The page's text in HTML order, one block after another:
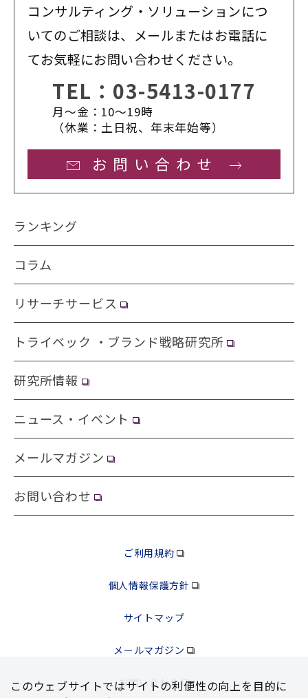
コンサルティング・ソリューションにつ
いてのご相談は、メールまたはお電話に
てお気軽にお問い合わせください。
TEL： 03-5413-0177
月〜金：10〜19時
（休業：土日祝、年末年始等）
お問い合わせ
ランキング
コラム
リサーチサービス
トライベック ・ブランド戦略研究所
研究所情報
ニュース・イベント
メールマガジン
お問い合わせ
ご利用規約
個人情報保護方針
サイトマップ
メールマガジン
お問い合わせ
このウェブサイトではサイトの利便性の向上を⽬的に